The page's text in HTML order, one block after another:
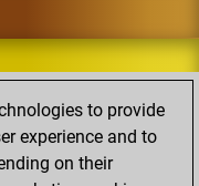
to provide
experience and to
on their